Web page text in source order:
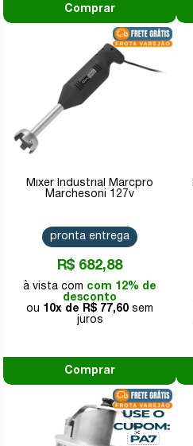
Comprar
Mixer Industrial Marcpro
Marchesoni 127v
R$ 682,88
com 12% de
desconto
10x de
R$ 77,60
pronta entrega
Comprar